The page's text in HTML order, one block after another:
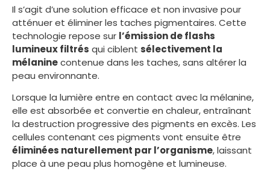
Il s’agit d’une solution efficace et non invasive pour
atténuer et éliminer les taches pigmentaires. Cette
technologie repose sur l’émission de flashs
lumineux filtrés qui ciblent sélectivement la
mélaninecontenue dans les taches, sans altérer la
peau environnante.
Lorsque la lumière entre en contact avec la mélanine,
elle est absorbée et convertie en chaleur, entraînant
la destruction progressive des pigments en excès. Les
cellules contenant ces pigments vont ensuite être
éliminées naturellement par l’organisme, laissant
place à une peau plus homogène et lumineuse.